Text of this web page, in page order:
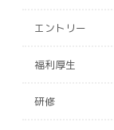
エントリー
福利厚生
研修